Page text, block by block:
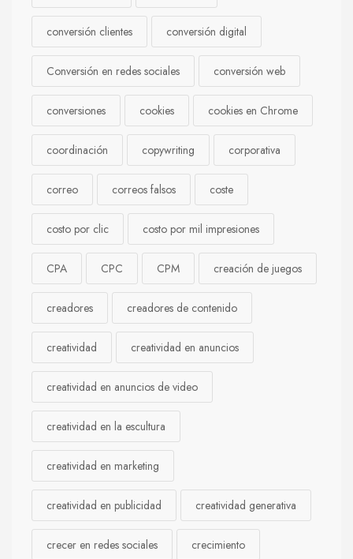
conversión clientes conversión digital
Conversión en redes sociales conversión web
conversiones cookies cookies en Chrome
coordinación copywriting corporativa
correo correos falsos coste
costo por clic costo por mil impresiones
CPA CPC CPM creación de juegos
creadores creadores de contenido
creatividad creatividad en anuncios
creatividad en anuncios de video
creatividad en la escultura
creatividad en marketing
creatividad en publicidad creatividad generativa
crecer en redes sociales crecimiento